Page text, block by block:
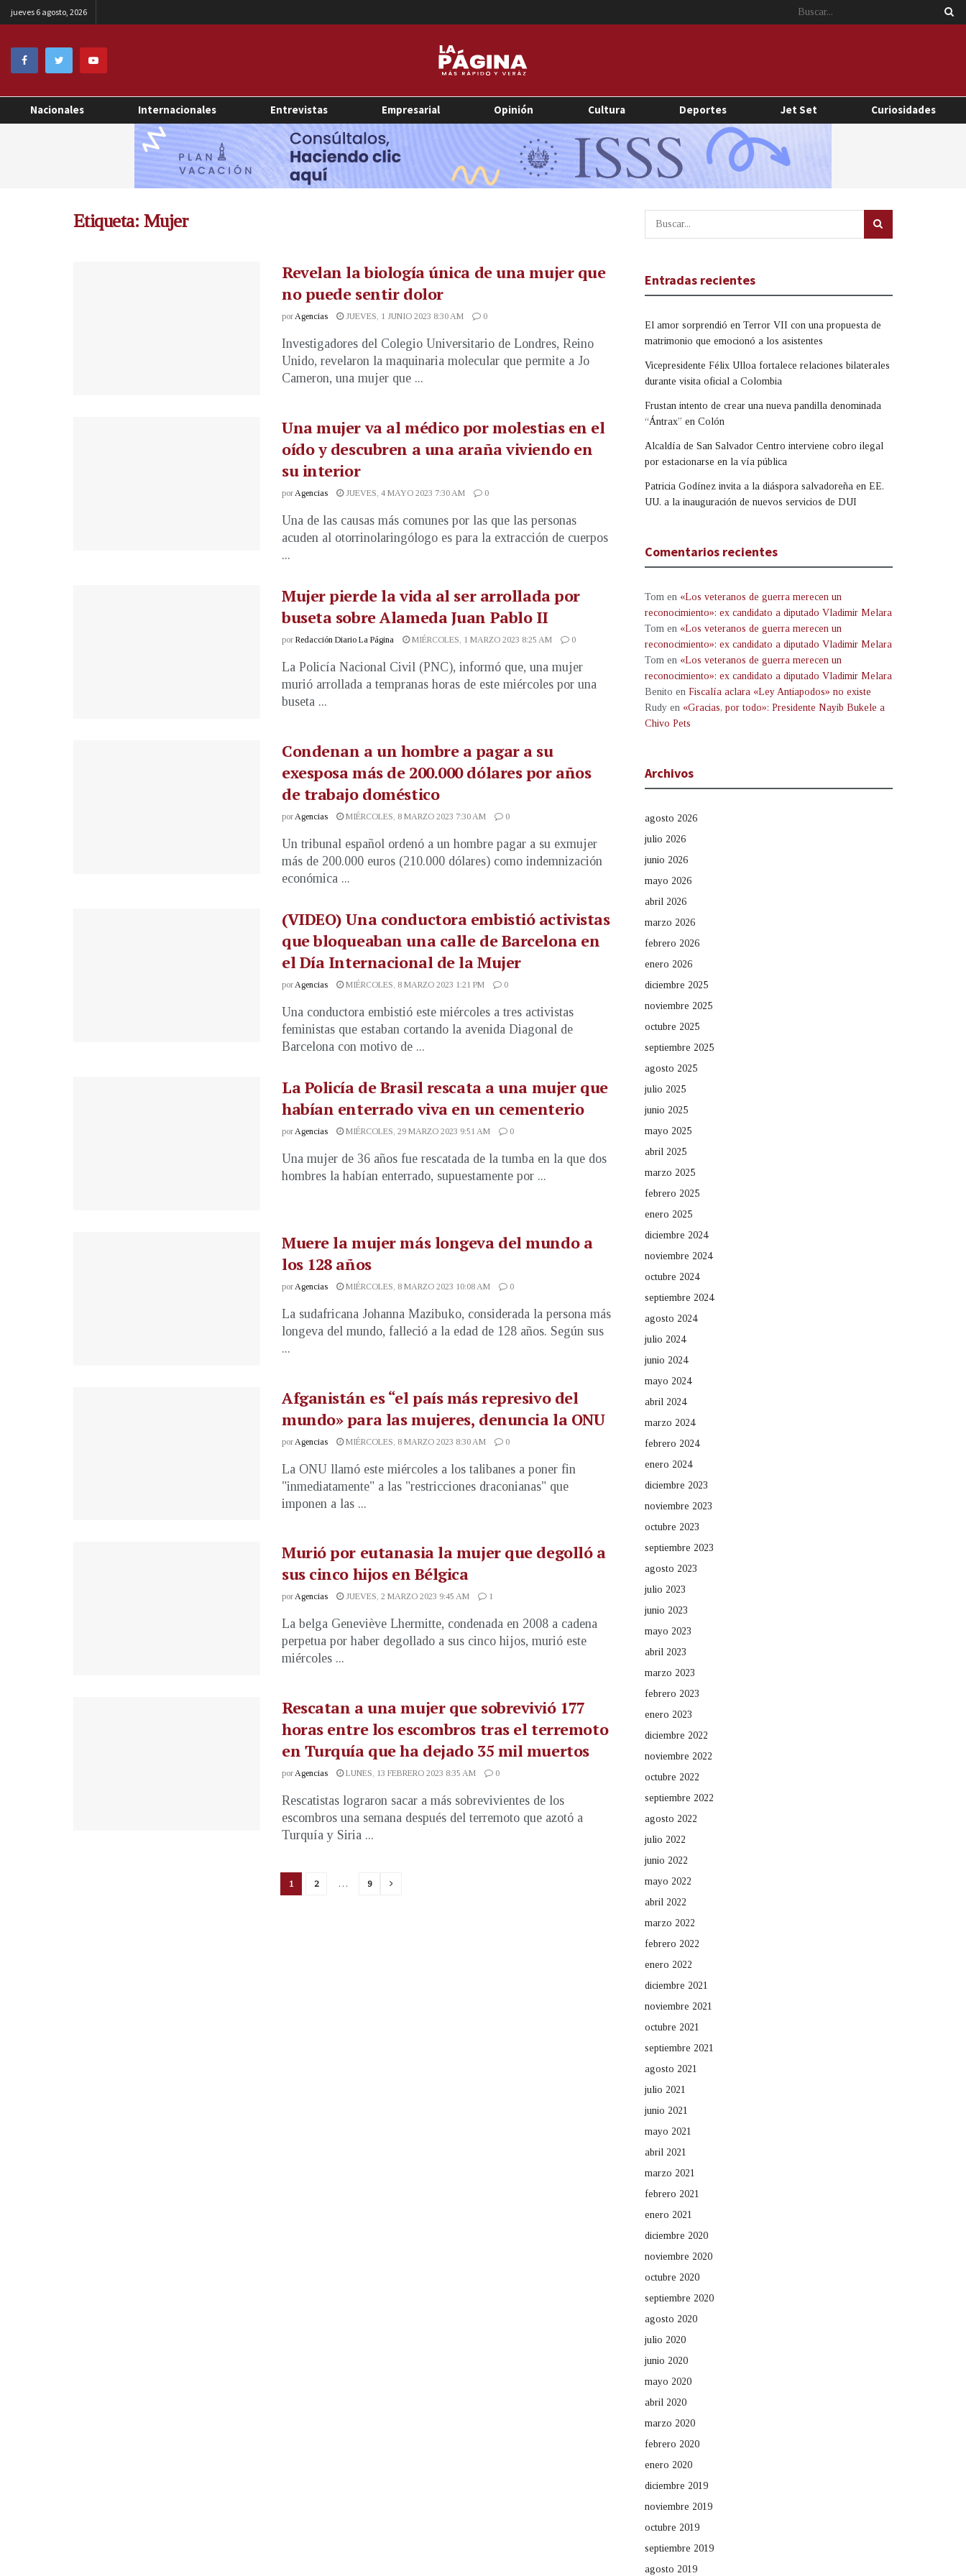
jueves 6 agosto, 2026
Nacionales Internacionales Entrevistas Empresarial Opinión Cultura Deportes Jet Set Curiosidades
Etiqueta: Mujer
Revelan la biología única de una mujer que
no puede sentir dolor
porAgencias JUEVES, 1 JUNIO 2023 8:30 AM 0
Investigadores del Colegio Universitario de Londres, Reino
Unido, revelaron la maquinaria molecular que permite a Jo
Cameron, una mujer que ...
Una mujer va al médico por molestias en el
oído y descubren a una araña viviendo en
su interior
porAgencias JUEVES, 4 MAYO 2023 7:30 AM 0
Una de las causas más comunes por las que las personas
acuden al otorrinolaringólogo es para la extracción de cuerpos
...
Mujer pierde la vida al ser arrollada por
buseta sobre Alameda Juan Pablo II
por Redacción Diario La Página MIÉRCOLES, 1 MARZO 2023 8:25 AM 0
La Policía Nacional Civil (PNC), informó que, una mujer
murió arrollada a tempranas horas de este miércoles por una
buseta ...
Condenan a un hombre a pagar a su
exesposa más de 200.000 dólares por años
de trabajo doméstico
por Agencias MIÉRCOLES, 8 MARZO 2023 7:30 AM 0
Un tribunal español ordenó a un hombre pagar a su exmujer
más de 200.000 euros (210.000 dólares) como indemnización
económica ...
(VIDEO) Una conductora embistió activistas
que bloqueaban una calle de Barcelona en
el Día Internacional de la Mujer
por Agencias MIÉRCOLES, 8 MARZO 2023 1:21 PM 0
Una conductora embistió este miércoles a tres activistas
feministas que estaban cortando la avenida Diagonal de
Barcelona con motivo de ...
La Policía de Brasil rescata a una mujer que
habían enterrado viva en un cementerio
por Agencias MIÉRCOLES, 29 MARZO 2023 9:51 AM 0
Una mujer de 36 años fue rescatada de la tumba en la que dos
hombres la habían enterrado, supuestamente por ...
Muere la mujer más longeva del mundo a
los 128 años
por Agencias MIÉRCOLES, 8 MARZO 2023 10:08 AM 0
La sudafricana Johanna Mazibuko, considerada la persona más
longeva del mundo, falleció a la edad de 128 años. Según sus
...
Afganistán es “el país más represivo del
mundo» para las mujeres, denuncia la ONU
por Agencias MIÉRCOLES, 8 MARZO 2023 8:30 AM 0
La ONU llamó este miércoles a los talibanes a poner fin
"inmediatamente" a las "restricciones draconianas" que
imponen a las ...
Murió por eutanasia la mujer que degolló a
sus cinco hijos en Bélgica
porAgencias JUEVES, 2 MARZO 2023 9:45 AM 1
La belga Geneviève Lhermitte, condenada en 2008 a cadena
perpetua por haber degollado a sus cinco hijos, murió este
miércoles ...
Rescatan a una mujer que sobrevivió 177
horas entre los escombros tras el terremoto
en Turquía que ha dejado 35 mil muertos
porAgencias LUNES, 13 FEBRERO 2023 8:35 AM 0
Rescatistas lograron sacar a más sobrevivientes de los
escombros una semana después del terremoto que azotó a
Turquía y Siria ...
1 2 … 9
Entradas recientes
El amor sorprendió en Terror VII con una propuesta de
matrimonio que emocionó a los asistentes
Vicepresidente Félix Ulloa fortalece relaciones bilaterales
durante visita oficial a Colombia
Frustan intento de crear una nueva pandilla denominada
“Ántrax” en Colón
Alcaldía de San Salvador Centro interviene cobro ilegal
por estacionarse en la vía pública
Patricia Godínez invita a la diáspora salvadoreña en EE.
UU. a la inauguración de nuevos servicios de DUI
Comentarios recientes
Tom en «Los veteranos de guerra merecen un
reconocimiento»: ex candidato a diputado Vladimir Melara
Tom en «Los veteranos de guerra merecen un
reconocimiento»: ex candidato a diputado Vladimir Melara
Tom en «Los veteranos de guerra merecen un
reconocimiento»: ex candidato a diputado Vladimir Melara
Benito en Fiscalía aclara «Ley Antiapodos» no existe
Rudy en «Gracias, por todo»: Presidente Nayib Bukele a
Chivo Pets
Archivos
agosto 2026
julio 2026
junio 2026
mayo 2026
abril 2026
marzo 2026
febrero 2026
enero 2026
diciembre 2025
noviembre 2025
octubre 2025
septiembre 2025
agosto 2025
julio 2025
junio 2025
mayo 2025
abril 2025
marzo 2025
febrero 2025
enero 2025
diciembre 2024
noviembre 2024
octubre 2024
septiembre 2024
agosto 2024
julio 2024
junio 2024
mayo 2024
abril 2024
marzo 2024
febrero 2024
enero 2024
diciembre 2023
noviembre 2023
octubre 2023
septiembre 2023
agosto 2023
julio 2023
junio 2023
mayo 2023
abril 2023
marzo 2023
febrero 2023
enero 2023
diciembre 2022
noviembre 2022
octubre 2022
septiembre 2022
agosto 2022
julio 2022
junio 2022
mayo 2022
abril 2022
marzo 2022
febrero 2022
enero 2022
diciembre 2021
noviembre 2021
octubre 2021
septiembre 2021
agosto 2021
julio 2021
junio 2021
mayo 2021
abril 2021
marzo 2021
febrero 2021
enero 2021
diciembre 2020
noviembre 2020
octubre 2020
septiembre 2020
agosto 2020
julio 2020
junio 2020
mayo 2020
abril 2020
marzo 2020
febrero 2020
enero 2020
diciembre 2019
noviembre 2019
octubre 2019
septiembre 2019
agosto 2019